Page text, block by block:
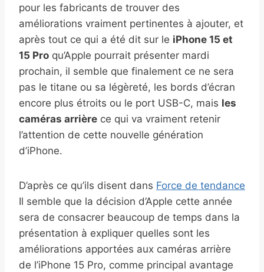
pour les fabricants de trouver des
améliorations vraiment pertinentes à ajouter, et
après tout ce qui a été dit sur le iPhone 15 et
15 Pro qu’Apple pourrait présenter mardi
prochain, il semble que finalement ce ne sera
pas le titane ou sa légèreté, les bords d’écran
encore plus étroits ou le port USB-C, mais les
caméras arrière ce qui va vraiment retenir
l’attention de cette nouvelle génération
d’iPhone.
D’après ce qu’ils disent dans Force de tendance
Il semble que la décision d’Apple cette année
sera de consacrer beaucoup de temps dans la
présentation à expliquer quelles sont les
améliorations apportées aux caméras arrière
de l’iPhone 15 Pro, comme principal avantage